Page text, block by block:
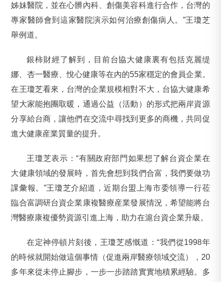
姊妹醫院，並在心髒內科、創傷美容科進行合作，台灣的
專家醫師會到這家醫院演示如何治療創傷病人。”王瓊芝
舉例道。
銀柿財經了解到，目前台協大健康裏有包括克麗缇
娜、杏一醫療、悅心健康等在內的55家穩定的會員企業。
在王瓊芝看來，台灣的企業規模相對不大，台協大健康希
望大家能抱團取暖，通過公益（活動）的形式把兩岸資源
分享給台商，讓他們在交流中尋找到更多的商機，共同促
進大健康産業質量的提升。
王瓊芝表示：“有關政府部門如果想了解台資企業在
大健康領域的發展時，首先會想到我們合富，我們要做功
課彙報。”王瓊芝介紹道，近期台盟上海市委領導一行莅
臨合富調研台資企業康複醫療産業發展情況，希望能將台
灣醫療康複優勢資源引進上海，助力在滬台資企業升級。
在定神停頓片刻後，王瓊芝感慨道：“我們從1998年
的時候就開始做這個事情（促進兩岸醫療領域交流），20
多年來從未停止腳步，一步一步踏踏實實地積累經驗。多